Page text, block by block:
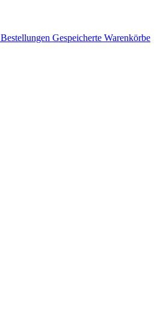
Bestellungen Gespeicherte Warenkörbe